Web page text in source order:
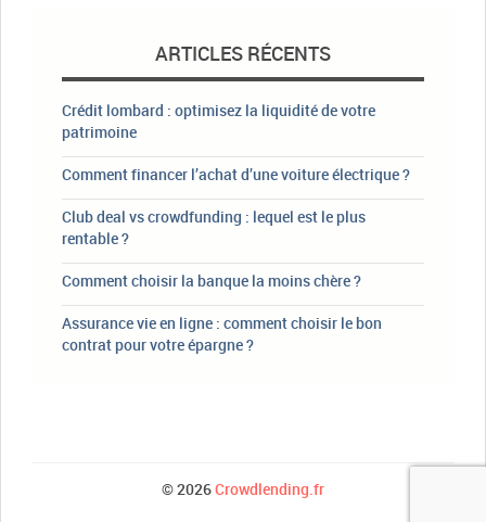
ARTICLES RÉCENTS
Crédit lombard : optimisez la liquidité de votre
patrimoine
Comment financer l’achat d’une voiture électrique ?
Club deal vs crowdfunding : lequel est le plus
rentable ?
Comment choisir la banque la moins chère ?
Assurance vie en ligne : comment choisir le bon
contrat pour votre épargne ?
© 2026Crowdlending.fr